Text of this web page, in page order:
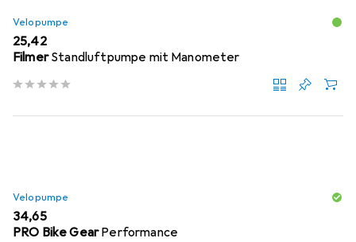
Velopumpe
EUR
25,42
Filmer Standluftpumpe mit Manometer
Velopumpe
EUR
34,65
PRO Bike GearPerformance